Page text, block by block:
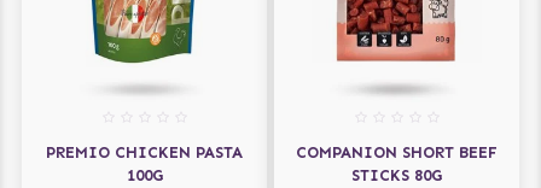
PREMIO CHICKEN PASTA
100G
COMPANION SHORT BEEF
STICKS 80G